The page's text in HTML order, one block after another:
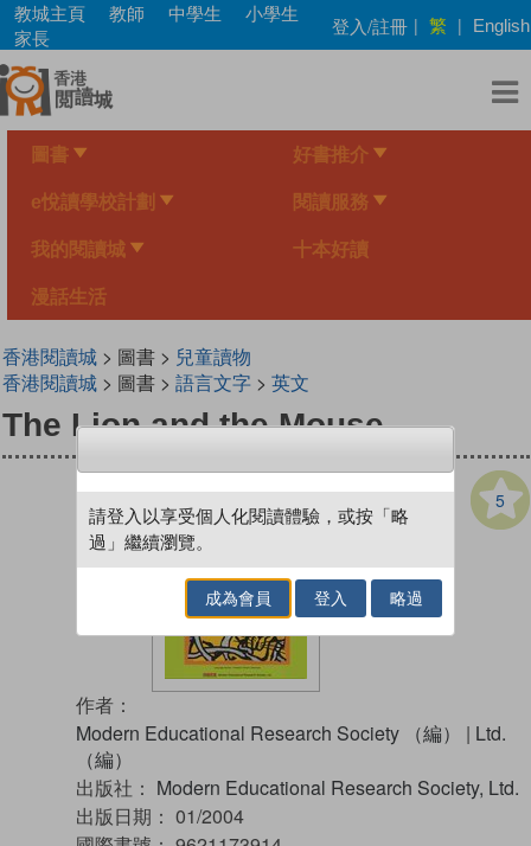
Skip
main
content
教城主頁 教師 中學生
小學生
家長
登入/註冊 | 繁 | English
圖書 好書推介
e悅讀學校計劃 閱讀服務
我的閱讀城 十本好讀
漫話生活
香港閱讀城> 圖書 > 兒童讀物
香港閱讀城> 圖書 > 語言文字> 英文
The Lion and the Mouse
5
作者：
Modern Educational Research Society （編）
| Ltd.
（編）
出版社： Modern Educational Research Society, Ltd.
出版日期： 01/2004
請登入以享受個人化閱讀體驗，或按「略
過」繼續瀏覽。
成為會員 登入 略過